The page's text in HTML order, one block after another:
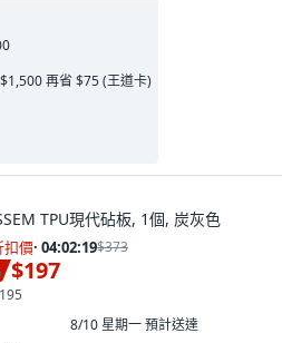
再省 $75 (王道卡)
TPU現代砧板, 1個, 炭灰色
扣價· 04:02:18$373
$197
8/10 星期一預計送達